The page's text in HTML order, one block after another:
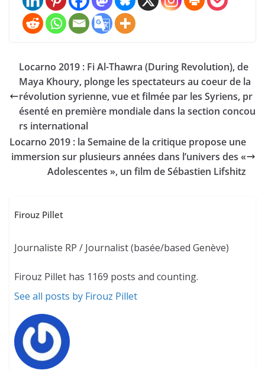
Locarno 2019 : Fi Al-Thawra (During Revolution), de
Maya Khoury, plonge les spectateurs au coeur de la
révolution syrienne, vue et filmée par les Syriens, pr
ésenté en première mondiale dans la section concou
rs international
Locarno 2019 : la Semaine de la critique propose une
immersion sur plusieurs années dans l’univers des «
Adolescentes », un film de Sébastien Lifshitz
Firouz Pillet
Journaliste RP / Journalist (basée/based Genève)
Firouz Pillet has 1169 posts and counting.
See all posts by Firouz Pillet